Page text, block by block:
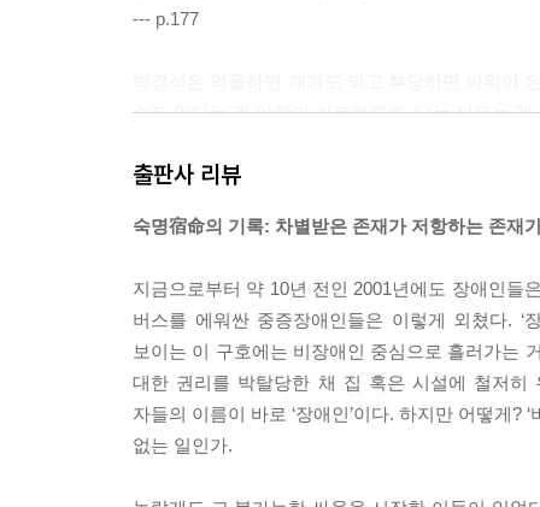
--- p.177
수도 있다는 걸 야학이 가르쳐줬죠. 나는 싸우는 게
생산관계를 넘어선 새로운 관계예요.
장애인운동은 나 혼자서 내 장애를 극복하지 않아
은 사람들의 권리를 회복하는 과정이에요.
--- p.358
출판사 리뷰
숙명宿命의 기록: 차별받은 존재가 저항하는 존재
지금으로부터 약 10년 전인 2001년에도 장애인들
버스를 에워싼 중증장애인들은 이렇게 외쳤다. ‘
보이는 이 구호에는 비장애인 중심으로 흘러가는
대한 권리를 박탈당한 채 집 혹은 시설에 철저히
자들의 이름이 바로 ‘장애인’이다. 하지만 어떻게?
없는 일인가.